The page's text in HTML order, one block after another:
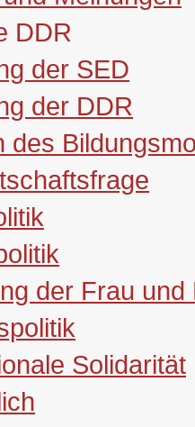
DDR
der SED
der DDR
des
der Frau und
Solidarität